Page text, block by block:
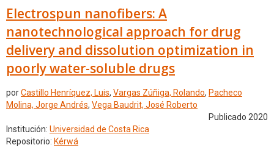
Electrospun nanofibers: A
nanotechnological approach for drug
delivery and dissolution optimization in
poorly water-soluble drugs
porCastillo Henríquez, Luis, Vargas Zúñiga, Rolando, Pacheco
Molina, Jorge Andrés, Vega Baudrit, José Roberto
Publicado 2020
Institución: Universidad de Costa Rica
Repositorio: Kérwá